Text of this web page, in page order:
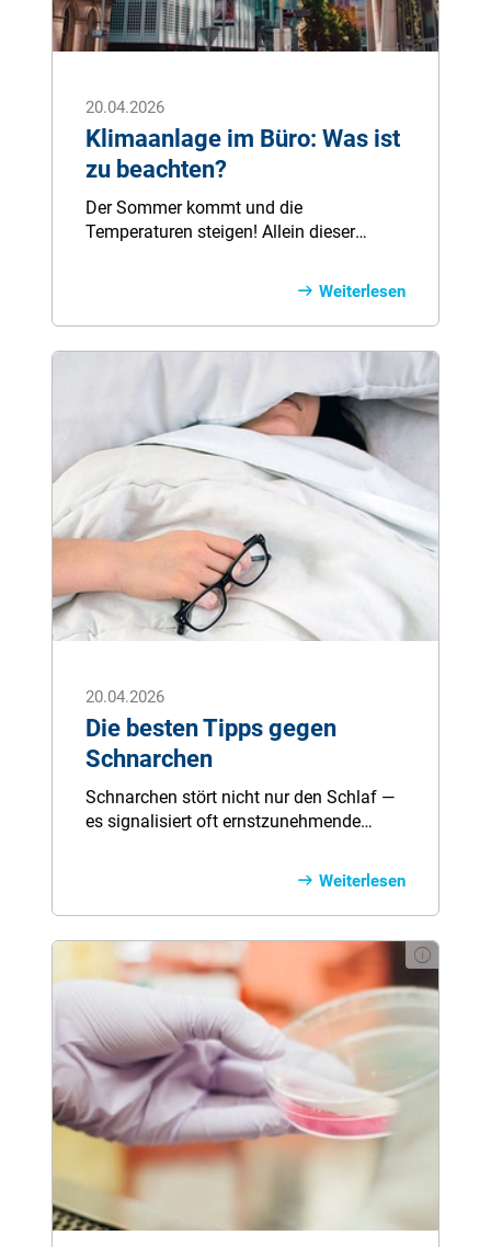
20.04.2026
Klimaanlage im Büro: Was ist
zu beachten?
Der Sommer kommt und die
Temperaturen steigen! Allein dieser
bereits den Schweiß in die Stirn. Wer
nicht zu den Glücklichen zählt, deren
Büro mit einer Klimaanlage ausgestattet
ist, für den wird die Arbeit im Sommer zur
Belastung. Aber auch klimatisierte Büros
bringen Probleme mit sich – vor allem
unter Kollegen mit unterschiedlichem
Temperaturempfinden.
Weiterlesen
20.04.2026
Die besten Tipps gegen
Schnarchen
Schnarchen stört nicht nur den Schlaf —
es signalisiert oft ernstzunehmende
Übergewicht oder anatomische
Besonderheiten. Unser Ratgeber zeigt
Ihnen zehn bewährte Maßnahmen, mit
denen Sie das Schnarchen reduzieren
können: von Nasenpflege und
Schlafposition über natürliche
Hausmittel bis hin zu gezielten
Hilfsmitteln wie Schnarchschienen und
ärztlicher Beratung. Finden Sie heraus,
was bei Ihnen wirkt — für ruhigere Nächte
und erholsamen Schlaf.
Weiterlesen